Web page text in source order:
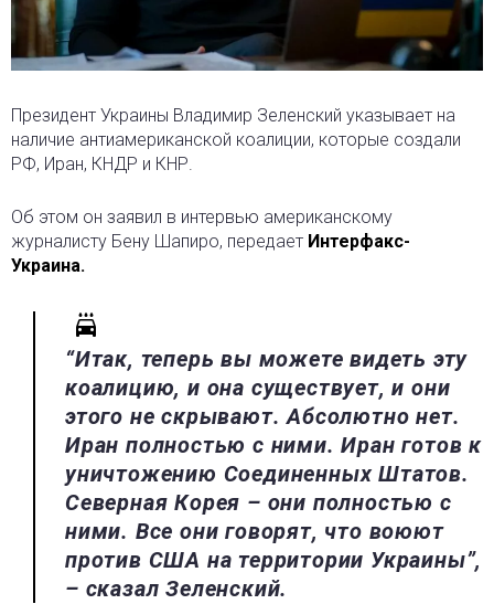
Президент Украины Владимир Зеленский указывает на
наличие антиамериканской коалиции, которые создали
РФ, Иран, КНДР и КНР.
Об этом он заявил в интервью американскому
журналисту Бену Шапиро, передает Интерфакс-
Украина.
“Итак, теперь вы можете видеть эту
коалицию, и она существует, и они
этого не скрывают. Абсолютно нет.
Иран полностью с ними. Иран готов к
уничтожению Соединенных Штатов.
Северная Корея – они полностью с
ними. Все они говорят, что воюют
против США на территории Украины”,
– сказал Зеленский.